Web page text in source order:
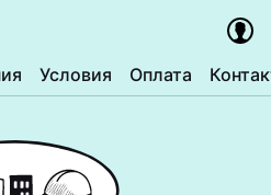
Условия Оплата